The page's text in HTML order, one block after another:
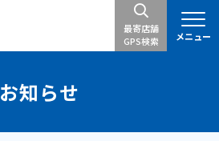
最寄店舗
GPS検索
お知らせ
メニュー